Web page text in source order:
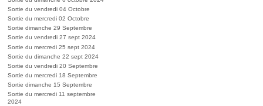
Sortie du vendredi 04 Octobre
Sortie du mercredi 02 Octobre
Sortie dimanche 29 Septembre
Sortie du vendredi 27 sept 2024
Sortie du mercredi 25 sept 2024
Sortie du dimanche 22 sept 2024
Sortie du vendredi 20 Septembre
Sortie du mercredi 18 Septembre
Sortie dimanche 15 Septembre
Sortie du mercredi 11 septembre
2024